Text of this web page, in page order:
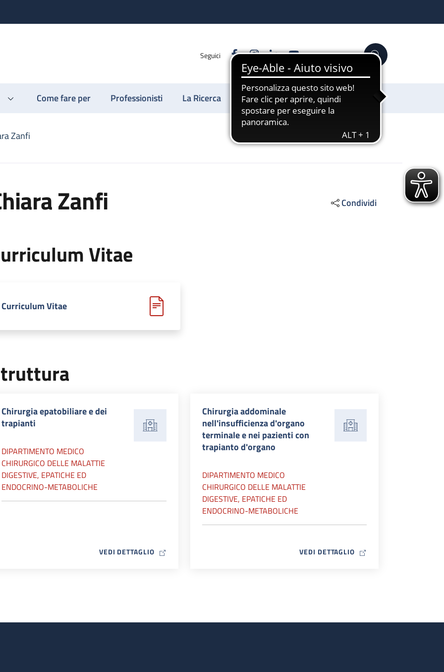
Seguici FacebookInstagram
LinkedinYouTube Cerca
Come fare per Professionisti La Ricerca Sostienici
Zanfi
Zanfi Condividi
Vitae
Curriculum Vitae
Chirurgia epatobiliare e dei
trapianti
DIPARTIMENTO MEDICO
CHIRURGICO DELLE MALATTIE
DIGESTIVE, EPATICHE ED
ENDOCRINO-METABOLICHE
VEDI DETTAGLIOMAP ICON
Chirurgia addominale
nell'insufficienza d'organo
terminale e nei pazienti con
trapianto d'organo
DIPARTIMENTO MEDICO
CHIRURGICO DELLE MALATTIE
DIGESTIVE, EPATICHE ED
ENDOCRINO-METABOLICHE
VEDI DETTAGLIO MAP ICON